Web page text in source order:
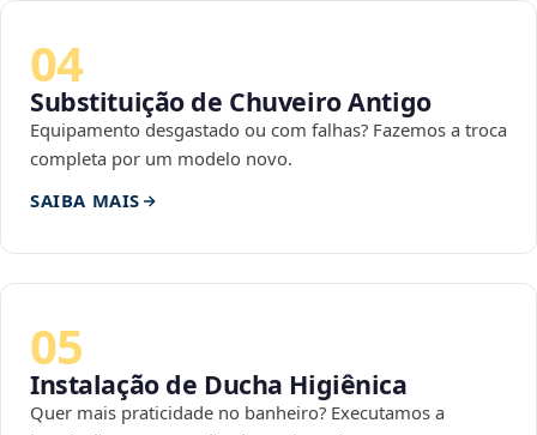
04
Substituição de Chuveiro Antigo
Equipamento desgastado ou com falhas? Fazemos a troca
completa por um modelo novo.
SAIBA MAIS
05
Instalação de Ducha Higiênica
Quer mais praticidade no banheiro? Executamos a